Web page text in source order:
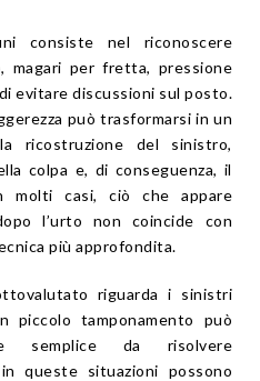
consiste nel riconoscere
magari per fretta, pressione
evitare discussioni sul posto.
può trasformarsi in un
ricostruzione del sinistro,
colpa e, di conseguenza, il
molti casi, ciò che appare
l’urto non coincide con
più approfondita.
riguarda i sinistri
piccolo tamponamento può
semplice da risolvere
queste situazioni possono